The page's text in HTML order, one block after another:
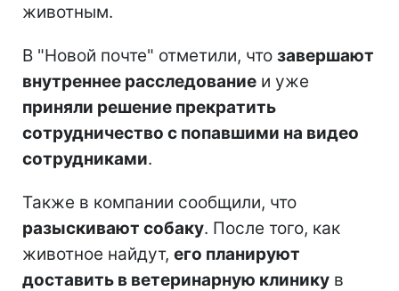
животным.
В "Новой почте" отметили, что завершают
внутреннее расследование и уже
приняли решение прекратить
сотрудничество с попавшими на видео
сотрудниками.
Также в компании сообщили, что
разыскивают собаку. После того, как
животное найдут, его планируют
доставить в ветеринарную клинику в